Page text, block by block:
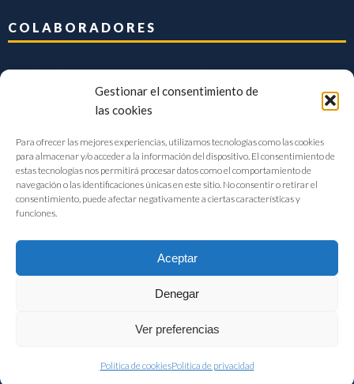
Gestionar el consentimiento de
las cookies
Para ofrecer las mejores experiencias, utilizamos tecnologías como las cookies
para almacenar y/o acceder a la información del dispositivo. El consentimiento de
estas tecnologías nos permitirá procesar datos como el comportamiento de
navegación o las identificaciones únicas en este sitio. No consentir o retirar el
consentimiento, puede afectar negativamente a ciertas características y
funciones.
Aceptar
Denegar
Ver preferencias
Política de cookiesPolítica de privacidad
COLABORADORES
FIAB Federación Española de Industrias de la Alimentación y Bebidas